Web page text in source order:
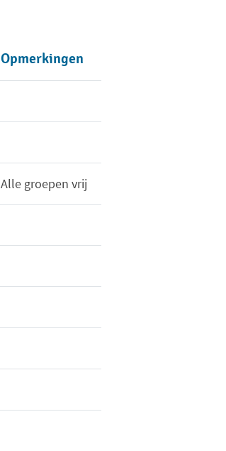
Opmerkingen
Alle groepen vrij